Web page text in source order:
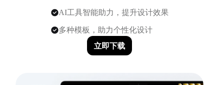
AI工具智能助力，提升设计效果
多种模板，助力个性化设计
立即下载